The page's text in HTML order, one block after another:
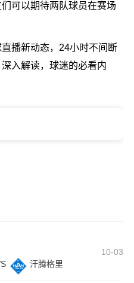
可以期待两队球员在赛场
播新动态，24小时不间断
入解读，球迷的必看内
10-03
汗腾格里